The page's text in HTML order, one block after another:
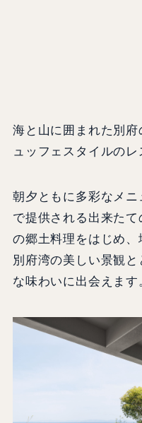
海と山に囲まれた別
ュッフェスタイルのレ
朝夕ともに多彩なメ
で提供される出来た
の郷土料理をはじめ、
別府湾の美しい景観
な味わいに出会えます